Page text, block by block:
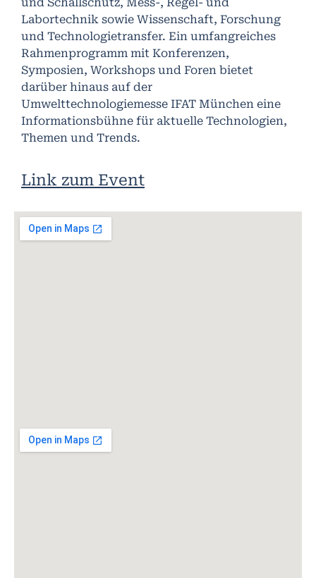
Labortechnik sowie Wissenschaft, Forschung
und Technologietransfer. Ein umfangreiches
Rahmenprogramm mit Konferenzen,
Symposien, Workshops und Foren bietet
darüber hinaus auf der
Umwelttechnologiemesse IFAT München eine
Informationsbühne für aktuelle Technologien,
Themen und Trends.
Link zum Event